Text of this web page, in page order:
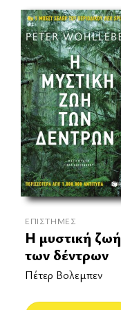
ΕΠΙΣΤΉΜΕΣ
Η μυστική ζωή
των δέντρων
Πέτερ Βολεμπεν